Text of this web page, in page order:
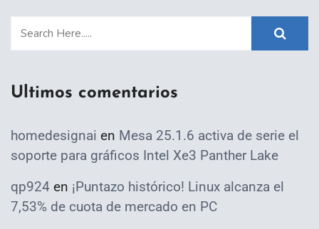
Ultimos comentarios
homedesignai en Mesa 25.1.6 activa de serie el
soporte para gráficos Intel Xe3 Panther Lake
qp924 en ¡Puntazo histórico! Linux alcanza el
7,53% de cuota de mercado en PC